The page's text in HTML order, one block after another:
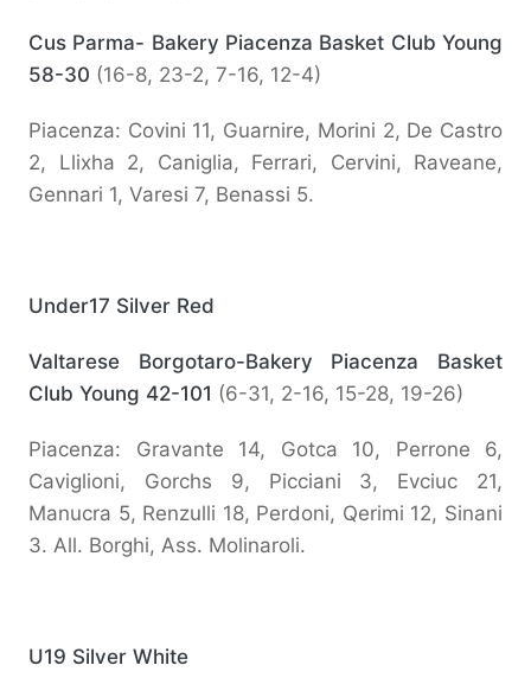
Cus Parma- Bakery Piacenza Basket Club Young
58-30 (16-8, 23-2, 7-16, 12-4)
Piacenza: Covini 11, Guarnire, Morini 2, De Castro
2, Llixha 2, Caniglia, Ferrari, Cervini, Raveane,
Gennari 1, Varesi 7, Benassi 5.
Under17 Silver Red
Valtarese Borgotaro-Bakery Piacenza Basket
Club Young 42-101 (6-31, 2-16, 15-28, 19-26)
Piacenza: Gravante 14, Gotca 10, Perrone 6,
Caviglioni, Gorchs 9, Picciani 3, Evciuc 21,
Manucra 5, Renzulli 18, Perdoni, Qerimi 12, Sinani
3. All. Borghi, Ass. Molinaroli.
U19 Silver White